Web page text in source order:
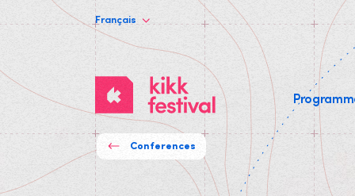
KIKK
Festival
Français
Conferences